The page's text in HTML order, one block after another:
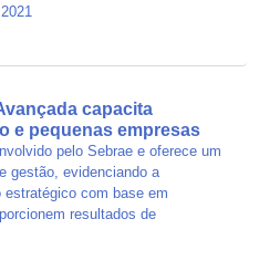
capacita
e pequenas empresas
pelo Sebrae e oferece um
gestão, evidenciando a
estratégico com base em
resultados de